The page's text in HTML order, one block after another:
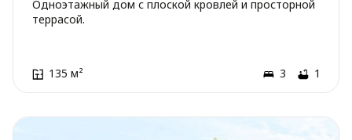
Одноэтажный дом с плоской кровлей и просторной
террасой.
135 м² 3 1